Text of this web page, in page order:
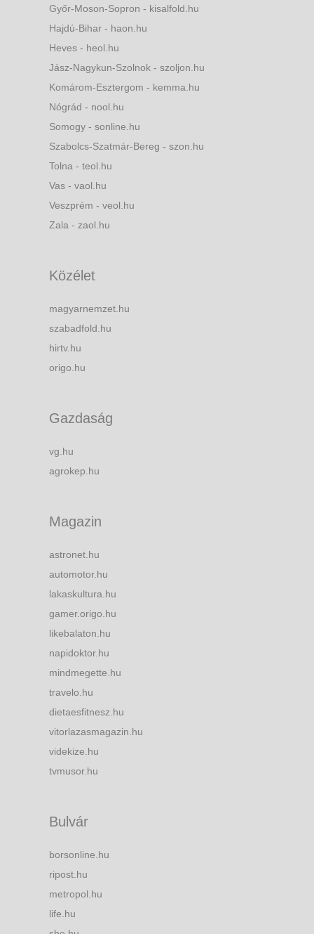
Győr-Moson-Sopron - kisalfold.hu
Hajdú-Bihar - haon.hu
Heves - heol.hu
Jász-Nagykun-Szolnok - szoljon.hu
Komárom-Esztergom - kemma.hu
Nógrád - nool.hu
Somogy - sonline.hu
Szabolcs-Szatmár-Bereg - szon.hu
Tolna - teol.hu
Vas - vaol.hu
Veszprém - veol.hu
Zala - zaol.hu
Közélet
magyarnemzet.hu
szabadfold.hu
hirtv.hu
origo.hu
Gazdaság
vg.hu
agrokep.hu
Magazin
astronet.hu
automotor.hu
lakaskultura.hu
gamer.origo.hu
likebalaton.hu
napidoktor.hu
mindmegette.hu
travelo.hu
dietaesfitnesz.hu
vitorlazasmagazin.hu
videkize.hu
tvmusor.hu
Bulvár
borsonline.hu
ripost.hu
metropol.hu
life.hu